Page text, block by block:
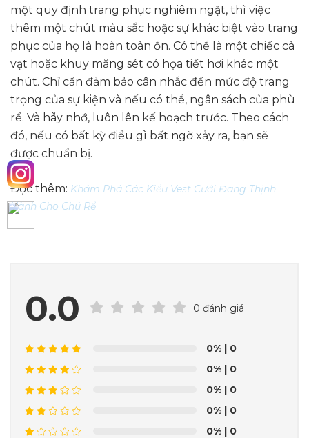
một quy định trang phục nghiêm ngặt, thì việc
thêm một chút màu sắc hoặc sự khác biệt vào trang
phục của họ là hoàn toàn ổn. Có thể là một chiếc cà
vạt hoặc khuy măng sét có họa tiết hơi khác một
chút. Chỉ cần đảm bảo cân nhắc đến mức độ trang
trọng của sự kiện và nếu có thể, ngân sách của phù
rể. Và hãy nhớ, luôn lên kế hoạch trước. Theo cách
đó, nếu có bất kỳ điều gì bất ngờ xảy ra, bạn sẽ
được chuẩn bị.
Đọc thêm: Khám Phá Các Kiểu Vest Cưới Đang Thịnh
Hành Cho Chú Rể
0.0 0 đánh giá
0% | 0
0% | 0
0% | 0
0% | 0
0% | 0